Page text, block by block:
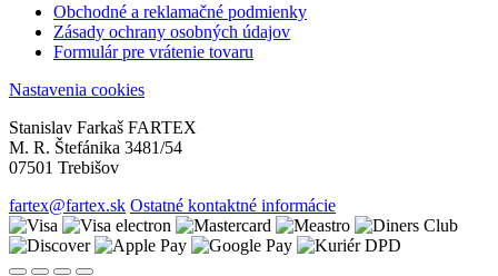
Obchodné a reklamačné podmienky
Zásady ochrany osobných údajov
Formulár pre vrátenie tovaru
Nastavenia cookies
Stanislav Farkaš FARTEX
M. R. Štefánika 3481/54
07501 Trebišov
fartex@fartex.sk Ostatné kontaktné informácie